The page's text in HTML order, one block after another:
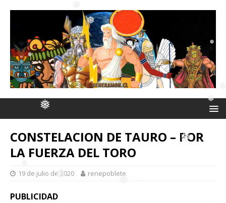
❅
❅
❅
❅
❅
❅
❅
❅
❅
❅
❅
CONSTELACION DE TAURO – POR
LA FUERZA DEL TORO
19 de julio de 2020 renepoblete
PUBLICIDAD